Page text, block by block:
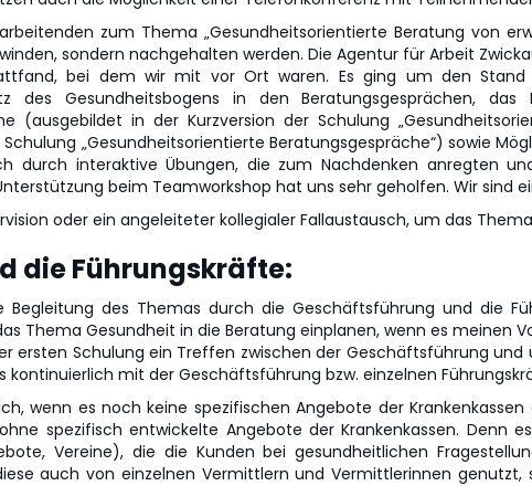
zum Thema „Gesundheitsorientierte Beratung von
sondern nachgehalten werden. Die Agentur für Arbeit
bei dem wir mit vor Ort waren. Es ging um den
des Gesundheitsbogens in den Beratungsgesprächen,
(ausgebildet in der Kurzversion der Schulung
„Gesundheitsorientierte Beratungsgespräche“) sowie
durch interaktive Übungen, die zum Nachdenken anregten
beim Teamworkshop hat uns sehr geholfen. Wir sind
oder ein angeleiteter kollegialer Fallaustausch, um das
die Führungskräfte:
Begleitung des Themas durch die Geschäftsführung und die
Thema Gesundheit in die Beratung einplanen, wenn es meinen
ersten Schulung ein Treffen zwischen der Geschäftsführung
mit der Geschäftsführung bzw. einzelnen
wenn es noch keine spezifischen Angebote der Krankenkassen
spezifisch entwickelte Angebote der Krankenkassen. Denn
Vereine), die die Kunden bei gesundheitlichen
auch von einzelnen Vermittlern und Vermittlerinnen genutzt,